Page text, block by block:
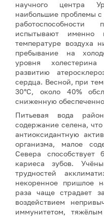
научного центра
наибольшие проблемы
испытывают
температуре воздуха
пребывание на
уровня
развитию
сердца. Весной, при
30°С, около 40%
сниженную
Питьевая вода
содержание селена,
антиоксидантную
организма, малое
Севера способствует
кариеса зубов.
трудностей
некоренное пришлое
раза чаще страдает
воздействием
иммунитетом,